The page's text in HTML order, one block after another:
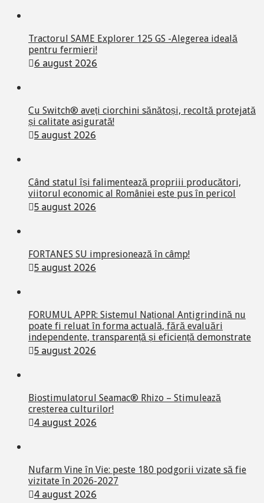
Tractorul SAME Explorer 125 GS -Alegerea ideală
pentru fermieri!
6 august 2026
Cu Switch® aveți ciorchini sănătoși, recoltă protejată
și calitate asigurată!
5 august 2026
Când statul își falimentează propriii producători,
viitorul economic al României este pus în pericol
5 august 2026
FORTANES SU impresionează în câmp!
5 august 2026
FORUMUL APPR: Sistemul Național Antigrindină nu
poate fi reluat în forma actuală, fără evaluări
independente, transparență și eficiență demonstrate
5 august 2026
Biostimulatorul Seamac® Rhizo – Stimulează
creșterea culturilor!
4 august 2026
Nufarm Vine în Vie: peste 180 podgorii vizate să fie
vizitate în 2026-2027
4 august 2026